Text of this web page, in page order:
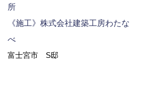
《施工》株式会社建築工房わたな
べ
富士宮市 S邸